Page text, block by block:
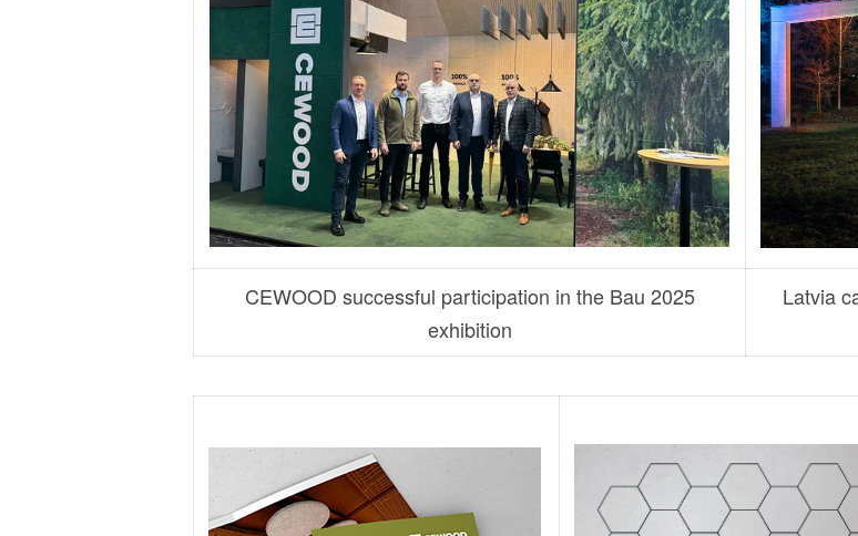
CEWOOD successful participation in the Bau 2025
exhibition
Latvia